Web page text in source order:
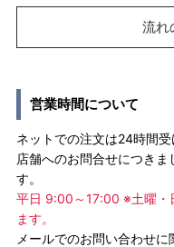
流れ
営業時間について
ネットでの注文は24時間受
店舗へのお問合せにつき
す。
平日 9:00～17:00 ※土曜・
ます。
メールでのお問い合わせに